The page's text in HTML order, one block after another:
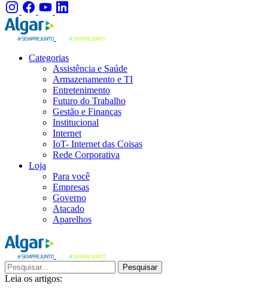
Categorias
Assistência e Saúde
Armazenamento e TI
Entretenimento
Futuro do Trabalho
Gestão e Finanças
Institucional
Internet
IoT- Internet das Coisas
Rede Corporativa
Loja
Para você
Empresas
Governo
Atacado
Aparelhos
Pesquisar
Leia os artigos: